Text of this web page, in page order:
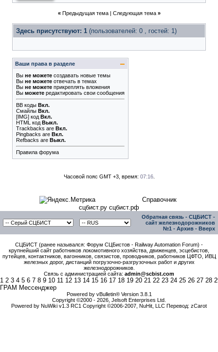
« Предыдущая тема| Следующая тема »
Здесь присутствуют: 1 (пользователей: 0 , гостей: 1)
Ваши права в разделе
Вы не можете создавать новые темы
Вы не можете отвечать в темах
Вы не можете прикреплять вложения
Вы можете редактировать свои сообщения
BB коды Вкл.
Смайлы Вкл.
[IMG] код Вкл.
HTML код Выкл.
Trackbacks are Вкл.
Pingbacks are Вкл.
Refbacks are Выкл.
Правила форума
Часовой пояс GMT +3, время: 07:16.
Справочник
сцбист.ру сцбист.рф
Обратная связь - СЦБИСТ -
сайт железнодорожников
№1 - Архив - Вверх
СЦБИСТ (ранее назывался: Форум СЦБистов - Railway Automation Forum) -
крупнейший сайт работников локомотивного хозяйства, движенцев, эсцебистов,
путейцев, контактников, вагонников, связистов, проводников, работников ЦФТО, ИВЦ
железных дорог, дистанций погрузочно-разгрузочных работ и других
железнодорожников.
Связь с администрацией сайта: admin@scbist.com
1 2 3 4 5 6 7 8 9 10 11 12 13 14 15 16 17 18 19 20 21 22 23 24 25 26 27 28
ГРАМ Мессенджер
Powered by vBulletin® Version 3.8.1
Copyright ©2000 - 2026, Jelsoft Enterprises Ltd.
Powered by NuWiki v1.3 RC1 Copyright ©2006-2007, NuHit, LLC Перевод: zCarot